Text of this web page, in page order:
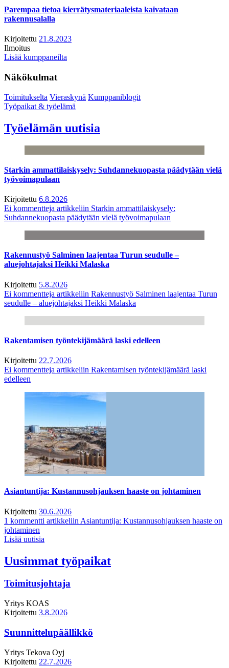
Parempaa tietoa kierrätysmateriaaleista kaivataan
rakennusalalla
Kirjoitettu 21.8.2023
Ilmoitus
Lisää kumppaneilta
Näkökulmat
Toimitukselta Vieraskynä Kumppaniblogit
Työpaikat & työelämä
Työelämän uutisia
Starkin ammattilaiskysely: Suhdannekuopasta päädytään vielä
työvoimapulaan
Kirjoitettu 6.8.2026
Ei kommentteja artikkeliin Starkin ammattilaiskysely:
Suhdannekuopasta päädytään vielä työvoimapulaan
Rakennustyö Salminen laajentaa Turun seudulle –
aluejohtajaksi Heikki Malaska
Kirjoitettu 5.8.2026
Ei kommentteja artikkeliin Rakennustyö Salminen laajentaa Turun
seudulle – aluejohtajaksi Heikki Malaska
Rakentamisen työntekijämäärä laski edelleen
Kirjoitettu 22.7.2026
Ei kommentteja artikkeliin Rakentamisen työntekijämäärä laski
edelleen
Asiantuntija: Kustannusohjauksen haaste on johtaminen
Kirjoitettu 30.6.2026
1 kommentti artikkeliin Asiantuntija: Kustannusohjauksen haaste on
johtaminen
Lisää uutisia
Uusimmat työpaikat
Toimitusjohtaja
Yritys KOAS
Kirjoitettu 3.8.2026
Suunnittelupäällikkö
Yritys Tekova Oyj
Kirjoitettu 22.7.2026